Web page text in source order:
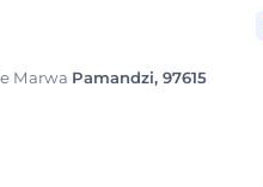
Marwa Pamandzi, 97615